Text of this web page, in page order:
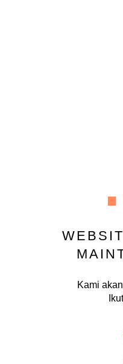
Kami